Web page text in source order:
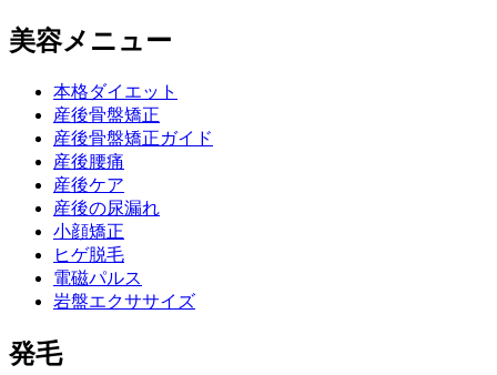
美容メニュー
本格ダイエット
産後骨盤矯正
産後骨盤矯正ガイド
産後腰痛
産後ケア
産後の尿漏れ
小顔矯正
ヒゲ脱毛
電磁パルス
岩盤エクササイズ
発毛